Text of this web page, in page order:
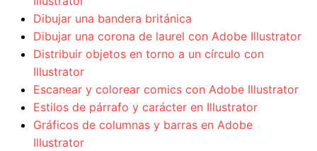
Dibujar una bandera británica
Dibujar una corona de laurel con Adobe Illustrator
Distribuir objetos en torno a un círculo con
Illustrator
Escanear y colorear comics con Adobe Illustrator
Estilos de párrafo y carácter en Illustrator
Gráficos de columnas y barras en Adobe
Illustrator